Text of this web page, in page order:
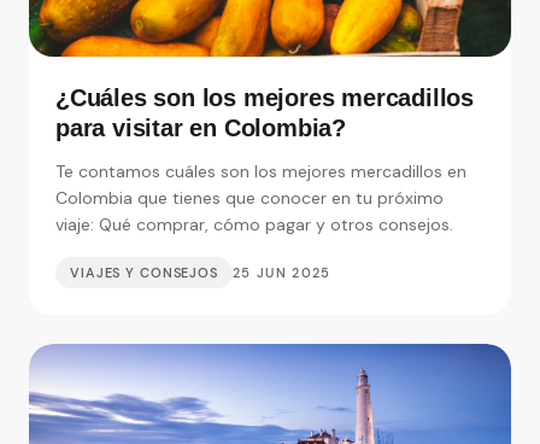
¿Cuáles son los mejores mercadillos
para visitar en Colombia?
Te contamos cuáles son los mejores mercadillos en
Colombia que tienes que conocer en tu próximo
viaje: Qué comprar, cómo pagar y otros consejos.
VIAJES Y CONSEJOS 25 JUN 2025